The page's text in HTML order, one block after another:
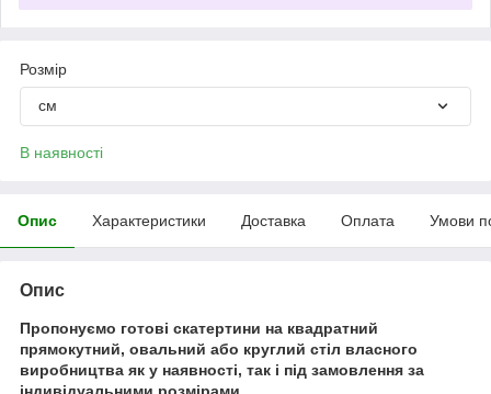
Розмір
см
В наявності
Опис Характеристики Доставка Оплата Умови
Опис
Пропонуємо готові скатертини на квадратний
прямокутний, овальний або круглий стіл власного
виробництва як у наявності, так і під замовлення за
індивідуальними розмірами.